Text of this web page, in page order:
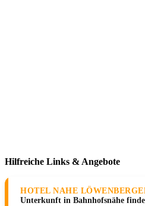
Hilfreiche Links & Angebote
HOTEL NAHE
Unterkunft in Bahnhofsnähe